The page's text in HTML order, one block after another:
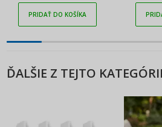
PRIDAŤ DO KOŠÍKA
ĎALŠIE Z TEJTO